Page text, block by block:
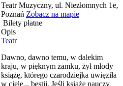
Teatr Muzyczny, ul. Niezłomnych 1e,
Poznań Zobacz na mapie
Bilety płatne
Opis
Teatr
Dawno, dawno temu, w dalekim
kraju, w pięknym zamku, żył młody
książę, którego czarodziejka uwięziła
w ciele... bestii. Jeśli książę nauczy